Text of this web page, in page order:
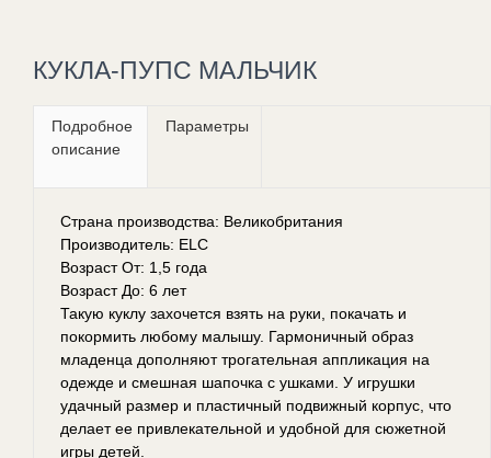
КУКЛА-ПУПС МАЛЬЧИК
Подробное
описание
Параметры
Страна производства: Великобритания
Производитель: ELC
Возраст От: 1,5 года
Возраст До: 6 лет
Такую куклу захочется взять на руки, покачать и
покормить любому малышу. Гармоничный образ
младенца дополняют трогательная аппликация на
одежде и смешная шапочка с ушками. У игрушки
удачный размер и пластичный подвижный корпус, что
делает ее привлекательной и удобной для сюжетной
игры детей.